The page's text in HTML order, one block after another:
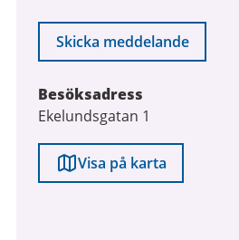
Skicka meddelande
Besöksadress
Ekelundsgatan 1
Visa på karta